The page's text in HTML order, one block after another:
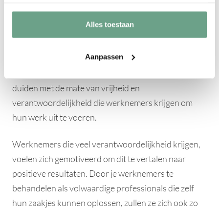
Alles toestaan
Aanpassen
Werknemers presteren het beste wanneer ze
vertrouwen kun je niet duiden met de hoogte van het
duiden met de mate van vrijheid en
verantwoordelijkheid die werknemers krijgen om
hun werk uit te voeren.
Werknemers die veel verantwoordelijkheid krijgen,
voelen zich gemotiveerd om dit te vertalen naar
positieve resultaten. Door je werknemers te
behandelen als volwaardige professionals die zelf
hun zaakjes kunnen oplossen, zullen ze zich ook zo